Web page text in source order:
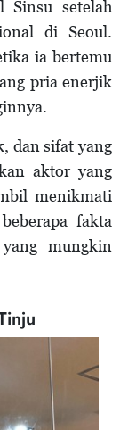
setelah
di Seoul.
ia bertemu
pria enerjik
dan sifat yang
aktor yang
menikmati
fakta
mungkin